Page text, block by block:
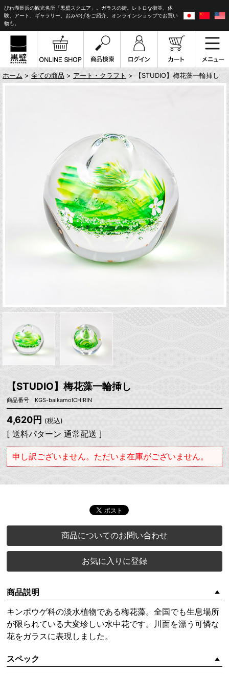
びわ湖長浜の観光名所「黒壁スクエア」。ガラスの街。レトロな街並、体
験、アート、ギャラリー、おみやげをご紹介。オンラインショップでお買い
物も。
ホーム > 全ての商品 > アート・クラフト > 【STUDIO】梅花藻一輪挿し
【STUDIO】梅花藻一輪挿し
商品番号 KGS-baikamoICHIRIN
4,620円 (税込)
[ 送料パターン 通常配送 ]
申し訳ございません。ただいま在庫がございません。
商品についてのお問い合わせ
お気に入りに登録
商品説明
キンポウゲ科の淡水植物である梅花藻。全国でも生息場所
が限られている大変珍しい水中花です。川面を漂う可憐な
花をガラスに表現しました。
スペック